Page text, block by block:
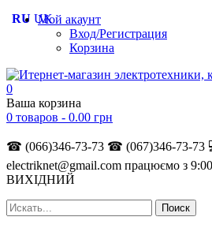
Мой акаунт
Вход/Регистрация
Корзина
0
Ваша корзина
0 товаров - 0.00 грн
☎ (066)346-73-73 ☎ (067)346-73-73
electriknet@gmail.com працюємо з
ВИХІДНИЙ
RU UK